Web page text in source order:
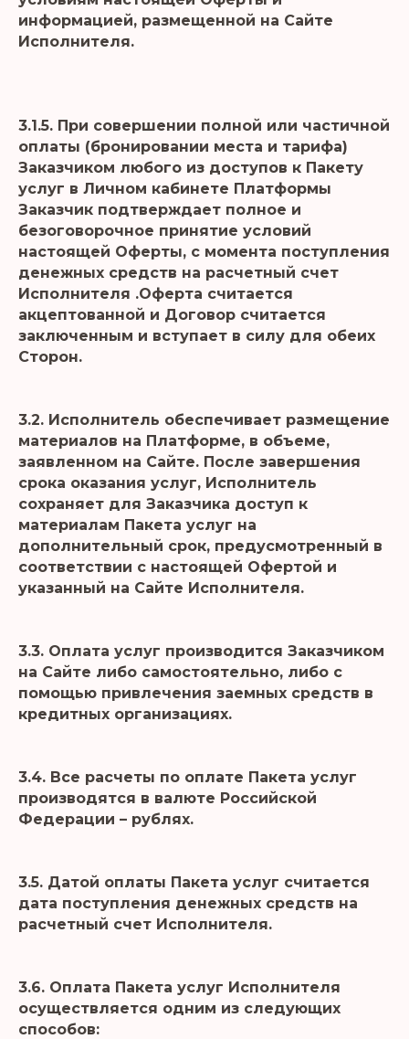
информацией, размещенной на Сайте
Исполнителя.
3.1.5. При совершении полной или частичной
оплаты (бронировании места и тарифа)
Заказчиком любого из доступов к Пакету
услуг в Личном кабинете Платформы
Заказчик подтверждает полное и
безоговорочное принятие условий
настоящей Оферты, с момента поступления
денежных средств на расчетный счет
Исполнителя .Оферта считается
акцептованной и Договор считается
заключенным и вступает в силу для обеих
Сторон.
3.2. Исполнитель обеспечивает размещение
материалов на Платформе, в объеме,
заявленном на Сайте. После завершения
срока оказания услуг, Исполнитель
сохраняет для Заказчика доступ к
материалам Пакета услуг на
дополнительный срок, предусмотренный в
соответствии с настоящей Офертой и
указанный на Сайте Исполнителя.
3.3. Оплата услуг производится Заказчиком
на Сайте либо самостоятельно, либо с
помощью привлечения заемных средств в
кредитных организациях.
3.4. Все расчеты по оплате Пакета услуг
производятся в валюте Российской
Федерации – рублях.
3.5. Датой оплаты Пакета услуг считается
дата поступления денежных средств на
расчетный счет Исполнителя.
3.6. Оплата Пакета услуг Исполнителя
осуществляется одним из следующих
способов: